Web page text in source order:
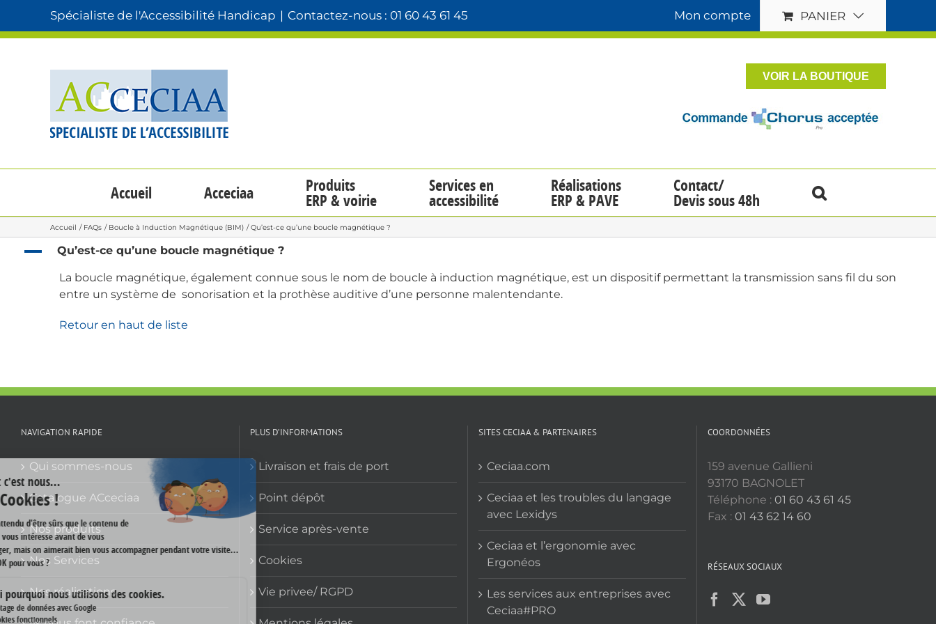
contenu
Spécialiste de l'Accessibilité Handicap | Contactez-nous : 01 60 43 61 45 Mon compte PANIER
VOIR LA BOUTIQUE
Accueil Acceciaa Produits
ERP & voirie
Services en
accessibilité
Réalisations
ERP & PAVE
Contact/
Devis sous 48h
Accueil FAQs Boucle à Induction Magnétique (BIM) Qu’est-ce qu’une boucle magnétique ?
A Qu’est-ce qu’une boucle magnétique ?
La boucle magnétique, également connue sous le nom de boucle à induction magnétique, est un dispositif permettant la transmission sans fil du son
entre un système de sonorisation et la prothèse auditive d’une personne malentendante.
Retour en haut de liste
NAVIGATION RAPIDE
Qui sommes-nous
Catalogue ACceciaa
Nos produits
Nos Services
Nos réalisations
PLUS D’INFORMATIONS
Livraison et frais de port
Point dépôt
Service après-vente
Cookies
Vie privee/ RGPD
SITES CECIAA & PARTENAIRES
Ceciaa.com
Ceciaa et les troubles du langage
avec Lexidys
Ceciaa et l’ergonomie avec
Ergonéos
Les services aux entreprises avec
Ceciaa#PRO
COORDONNÉES
159 avenue Gallieni
93170 BAGNOLET
Téléphone : 01 60 43 61 45
Fax : 01 43 62 14 60
RÉSEAUX SOCIAUX